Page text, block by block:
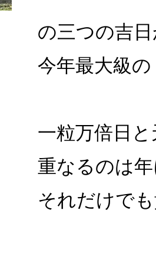
の三つの吉
今年最大級の
一粒万倍日
重なるのは
それだけで